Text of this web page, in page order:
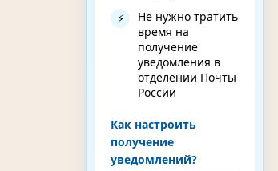
⚡
Не нужно тратить
время на
получение
уведомления в
отделении Почты
России
Как настроить
получение
уведомлений?